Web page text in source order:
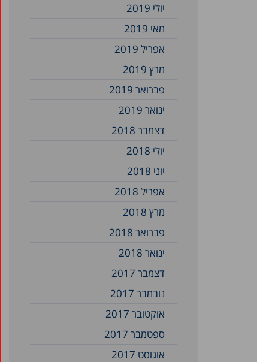
יולי 2019
מאי 2019
אפריל 2019
מרץ 2019
פברואר 2019
ינואר 2019
דצמבר 2018
יולי 2018
יוני 2018
אפריל 2018
מרץ 2018
פברואר 2018
ינואר 2018
דצמבר 2017
נובמבר 2017
אוקטובר 2017
ספטמבר 2017
אוגוסט 2017